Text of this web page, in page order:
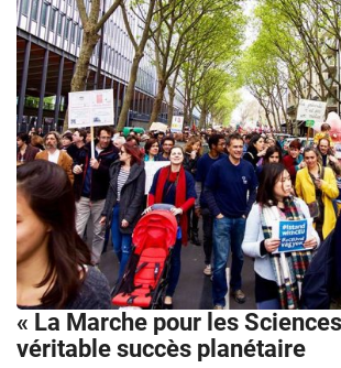
« La Marche pour les
véritable succès planétaire